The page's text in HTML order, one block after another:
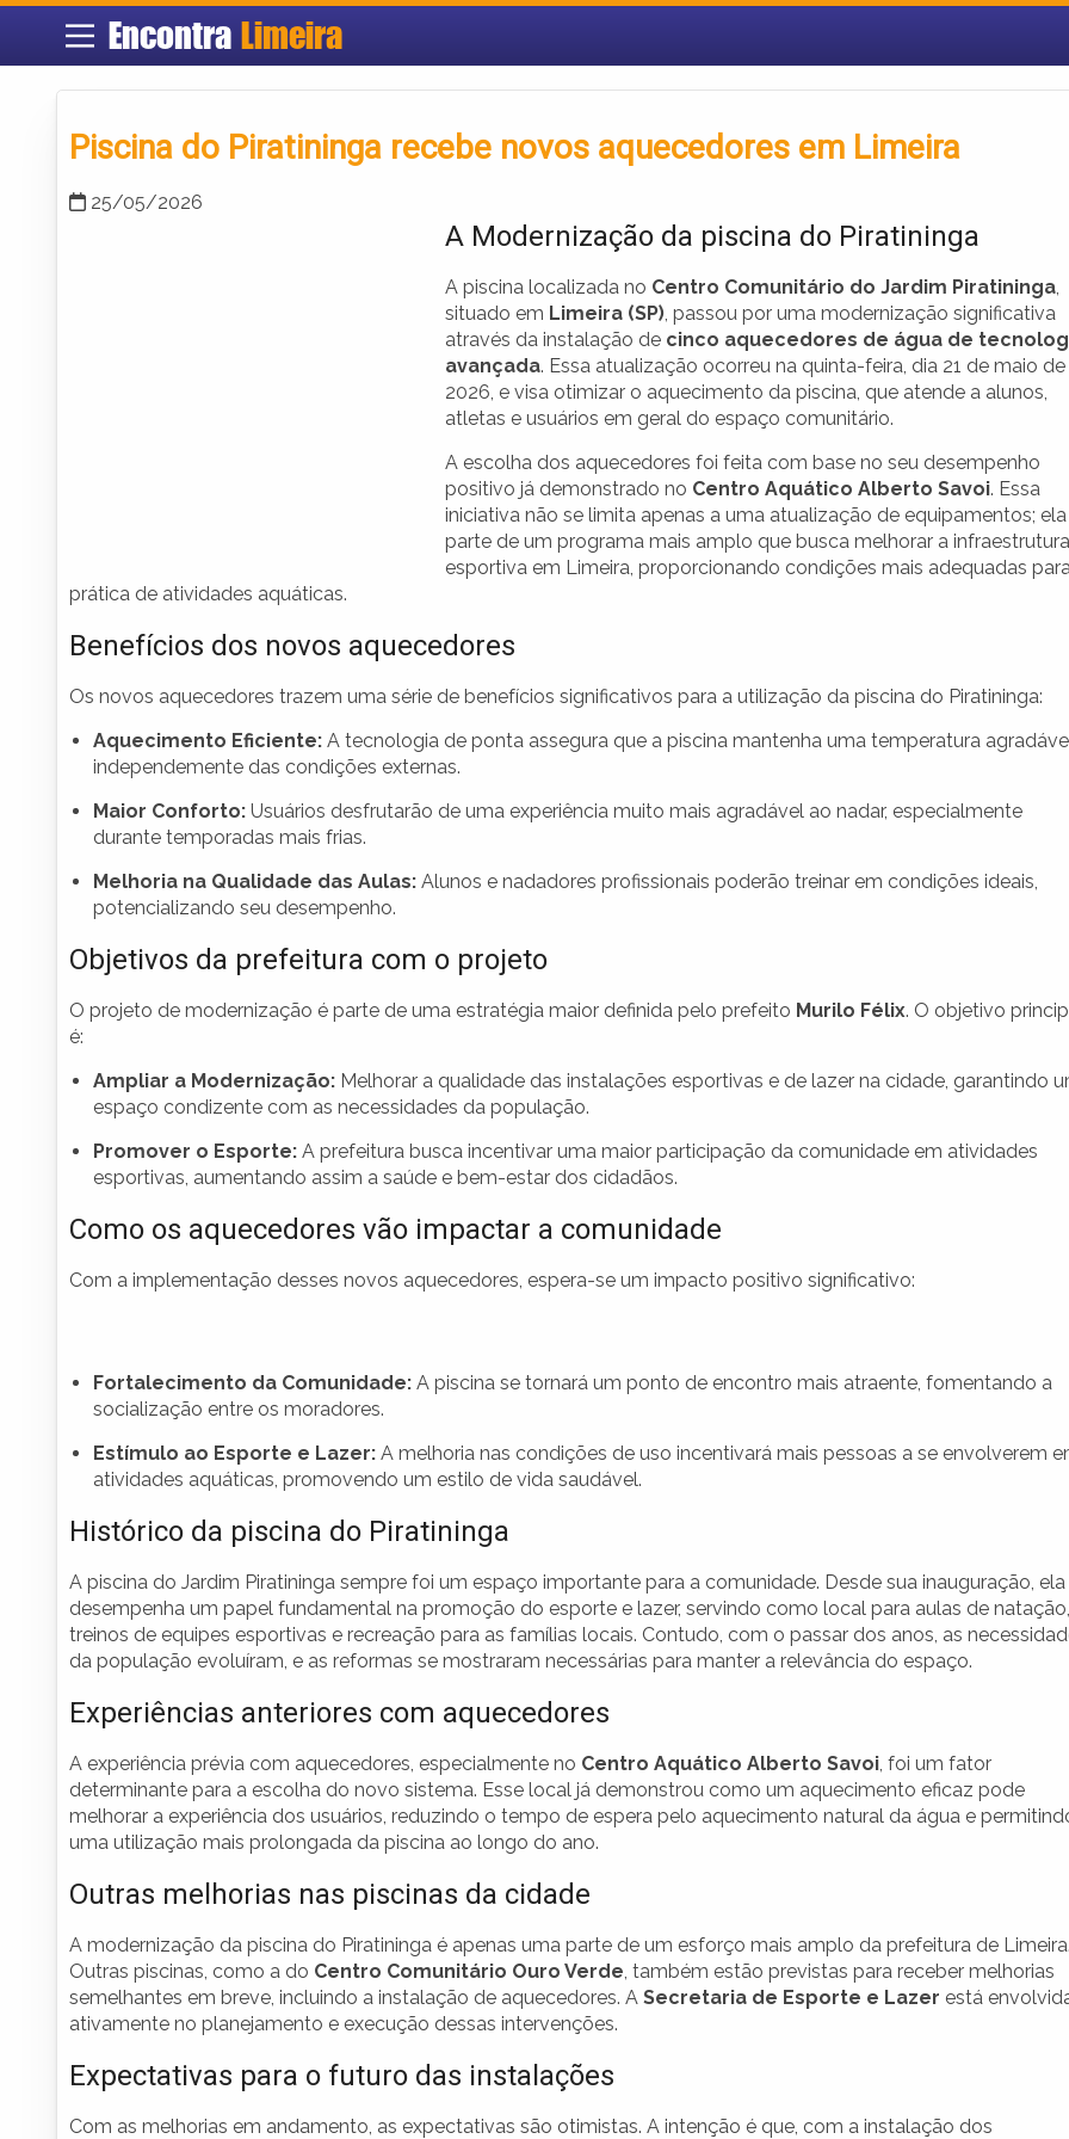
Encontra Limeira
Piscina do Piratininga recebe novos aquecedores em Limeira
25/05/2026
A Modernização da piscina do Piratininga
A piscina localizada no Centro Comunitário do Jardim Piratininga,
situado em Limeira (SP), passou por uma modernização significativa
através da instalação de cinco aquecedores de água de
avançada. Essa atualização ocorreu na quinta-feira, dia 21 de maio de
2026, e visa otimizar o aquecimento da piscina, que atende a alunos,
atletas e usuários em geral do espaço comunitário.
A escolha dos aquecedores foi feita com base no seu desempenho
positivo já demonstrado no Centro Aquático Alberto Savoi. Essa
iniciativa não se limita apenas a uma atualização de equipamentos;
parte de um programa mais amplo que busca melhorar a infraestrutura
esportiva em Limeira, proporcionando condições mais adequadas
prática de atividades aquáticas.
Benefícios dos novos aquecedores
Os novos aquecedores trazem uma série de benefícios significativos para a utilização da piscina do Piratininga:
Aquecimento Eficiente: A tecnologia de ponta assegura que a piscina mantenha uma temperatura
independemente das condições externas.
Maior Conforto: Usuários desfrutarão de uma experiência muito mais agradável ao nadar, especialmente
durante temporadas mais frias.
Melhoria na Qualidade das Aulas: Alunos e nadadores profissionais poderão treinar em condições ideais,
potencializando seu desempenho.
Objetivos da prefeitura com o projeto
O projeto de modernização é parte de uma estratégia maior definida pelo prefeito Murilo Félix. O objetivo
é:
Ampliar a Modernização: Melhorar a qualidade das instalações esportivas e de lazer na cidade, garantindo
espaço condizente com as necessidades da população.
Promover o Esporte: A prefeitura busca incentivar uma maior participação da comunidade em atividades
esportivas, aumentando assim a saúde e bem-estar dos cidadãos.
Como os aquecedores vão impactar a comunidade
Com a implementação desses novos aquecedores, espera-se um impacto positivo significativo:
Fortalecimento da Comunidade: A piscina se tornará um ponto de encontro mais atraente, fomentando a
socialização entre os moradores.
Estímulo ao Esporte e Lazer: A melhoria nas condições de uso incentivará mais pessoas a se envolverem
atividades aquáticas, promovendo um estilo de vida saudável.
Histórico da piscina do Piratininga
A piscina do Jardim Piratininga sempre foi um espaço importante para a comunidade. Desde sua inauguração, ela
desempenha um papel fundamental na promoção do esporte e lazer, servindo como local para aulas de natação,
treinos de equipes esportivas e recreação para as famílias locais. Contudo, com o passar dos anos, as
da população evoluíram, e as reformas se mostraram necessárias para manter a relevância do espaço.
Experiências anteriores com aquecedores
A experiência prévia com aquecedores, especialmente no Centro Aquático Alberto Savoi, foi um fator
determinante para a escolha do novo sistema. Esse local já demonstrou como um aquecimento eficaz pode
melhorar a experiência dos usuários, reduzindo o tempo de espera pelo aquecimento natural da água e
uma utilização mais prolongada da piscina ao longo do ano.
Outras melhorias nas piscinas da cidade
A modernização da piscina do Piratininga é apenas uma parte de um esforço mais amplo da prefeitura de Limeira.
Outras piscinas, como a do Centro Comunitário Ouro Verde, também estão previstas para receber melhorias
semelhantes em breve, incluindo a instalação de aquecedores. A Secretaria de Esporte e Lazer está
ativamente no planejamento e execução dessas intervenções.
Expectativas para o futuro das instalações
Com as melhorias em andamento, as expectativas são otimistas. A intenção é que, com a instalação dos